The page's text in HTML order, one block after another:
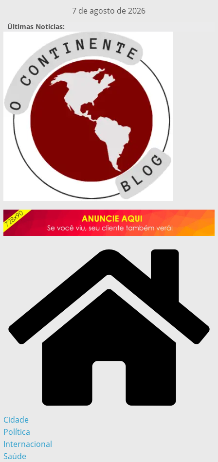
para
7 de agosto de 2026
Últimas Notícias:
Cidade
Política
Internacional
Saúde